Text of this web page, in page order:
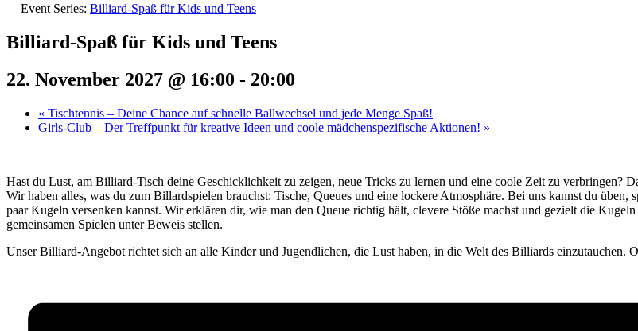
Event Series: Billiard-Spaß für Kids und Teens
Billiard-Spaß für Kids und Teens
22. November 2027 @ 16:00 - 20:00
« Tischtennis – Deine Chance auf schnelle Ballwechsel und jede Menge Spaß!
Girls-Club – Der Treffpunkt für kreative Ideen und coole mädchenspezifische Aktionen! »
Hast du Lust, am Billiard-Tisch deine Geschicklichkeit zu zeigen, neue Tricks zu lernen und eine coole Zeit zu verbringen?
Wir haben alles, was du zum Billardspielen brauchst: Tische, Queues und eine lockere Atmosphäre. Bei uns kannst du
paar Kugeln versenken kannst. Wir erklären dir, wie man den Queue richtig hält, clevere Stöße machst und gezielt die
gemeinsamen Spielen unter Beweis stellen.
Unser Billiard-Angebot richtet sich an alle Kinder und Jugendlichen, die Lust haben, in die Welt des Billiards einzutauchen.